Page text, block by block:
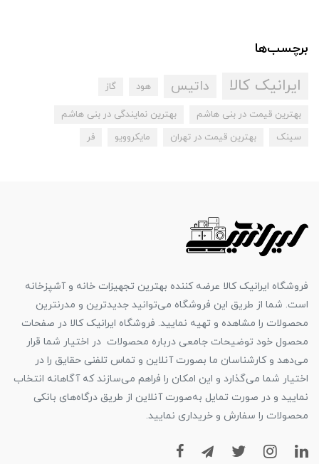
برچسب‌ها
ایرانیک کالا داتیس هود گاز
بهترین قیمت در بنی هاشم
بهترین نمایندگی در بنی هاشم
سینک
بهترین قیمت در تهران مایکروویو فر
فروشگاه ایرانیک کالا عرضه کننده بهترین تجهیزات خانه و آشپزخانه
است. شما از طریق این فروشگاه می‌توانید جدیدترین و مدرنترین
محصولات را مشاهده و تهیه نمایید. فروشگاه ایرانیک کالا در صفحات
محصول خود توضیحات جامعی درباره محصولات در اختیار شما قرار
می‌دهد و کارشناسان ما بصورت آنلاین و تماس تلفنی حقایق را در
اختیار شما می‌گذارد و این امکان را فراهم می‌سازند که آگاهانه انتخاب
نمایید و در صورت تمایل به‌صورت آنلاین از طریق درگاه‌های بانکی
محصولات را سفارش و خریداری نمایید.